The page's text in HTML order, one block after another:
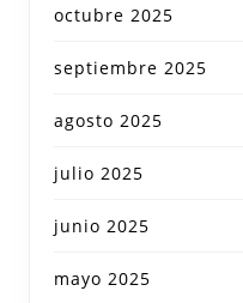
octubre 2025
septiembre 2025
agosto 2025
julio 2025
junio 2025
mayo 2025